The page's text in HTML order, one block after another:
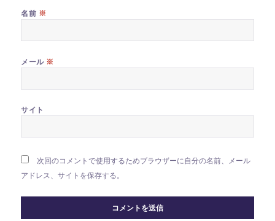
名前 ※
メール ※
サイト
次回のコメントで使用するためブラウザーに自分の名前、メール
アドレス、サイトを保存する。